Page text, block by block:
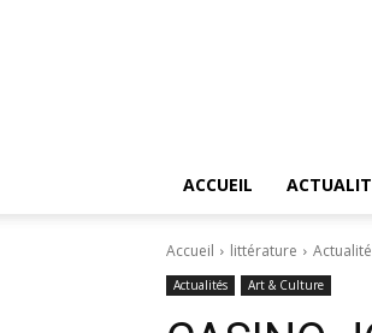
ACCUEIL
Accueil littérature
Actualités Art & Culture